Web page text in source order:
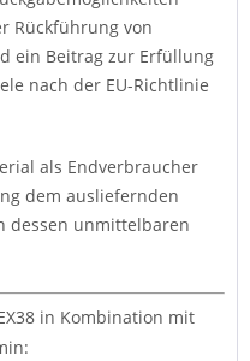
Rückführung von
ein Beitrag zur Erfüllung
nach der EU-Richtlinie
als Endverbraucher
dem ausliefernden
dessen unmittelbaren
in Kombination mit